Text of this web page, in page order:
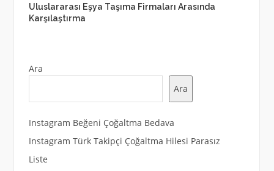
Uluslararası Eşya Taşıma Firmaları Arasında
Karşılaştırma
Ara
Ara
Instagram Beğeni Çoğaltma Bedava
Instagram Türk Takipçi Çoğaltma Hilesi Parasız
Liste